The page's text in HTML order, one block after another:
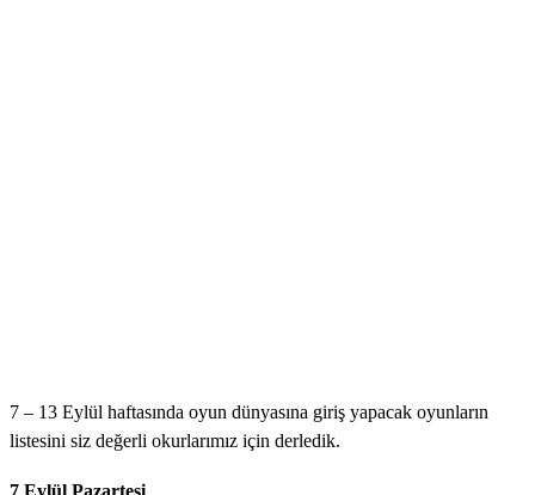
7 – 13 Eylül haftasında oyun dünyasına giriş yapacak oyunların
listesini siz değerli okurlarımız için derledik.
7 Eylül Pazartesi